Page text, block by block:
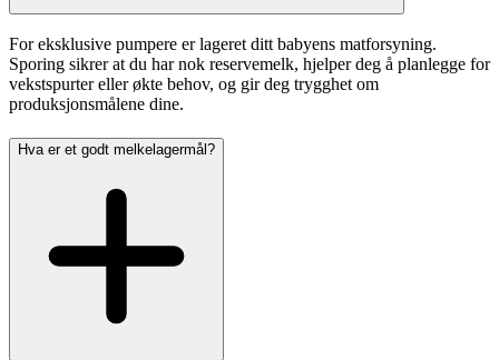
For eksklusive pumpere er lageret ditt babyens matforsyning.
Sporing sikrer at du har nok reservemelk, hjelper deg å planlegge for
vekstspurter eller økte behov, og gir deg trygghet om
produksjonsmålene dine.
Hva er et godt melkelagermål?